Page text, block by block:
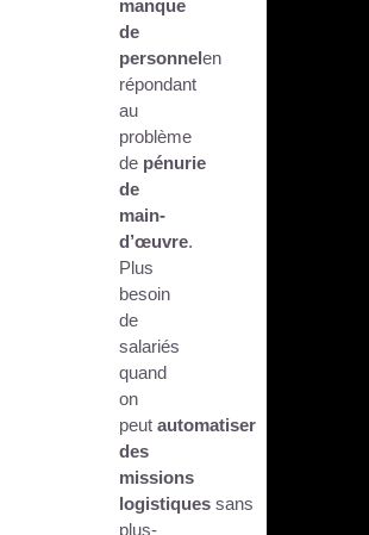
manque
de
personnelen
répondant
au
problème
de pénurie
de
main-
d’œuvre.
Plus
besoin
de
salariés
quand
on
peut automatiser
des
missions
logistiques sans
plus-